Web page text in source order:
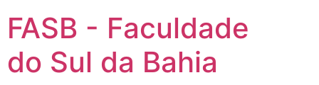
FASB - Faculdade
do Sul da Bahia